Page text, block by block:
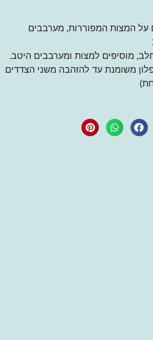
על המצות המפוררות, מערבבים
מוסיפים למצות ומערבבים היטב.
משומנת עד להזהבה משני הצדדים